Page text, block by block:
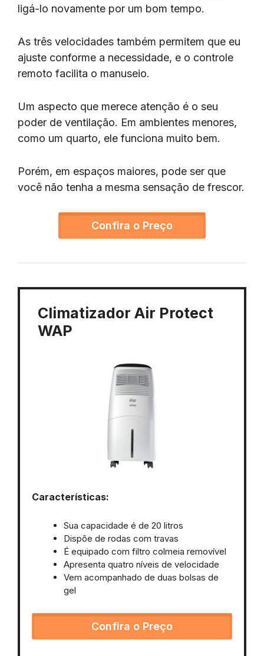
ligá-lo novamente por um bom tempo.
As três velocidades também permitem que eu
ajuste conforme a necessidade, e o controle
remoto facilita o manuseio.
Um aspecto que merece atenção é o seu
poder de ventilação. Em ambientes menores,
como um quarto, ele funciona muito bem.
Porém, em espaços maiores, pode ser que
você não tenha a mesma sensação de frescor.
Confira o Preço
Climatizador Air Protect
WAP
Características:
Sua capacidade é de 20 litros
Dispõe de rodas com travas
É equipado com filtro colmeia removível
Apresenta quatro níveis de velocidade
Vem acompanhado de duas bolsas de
gel
Confira o Preço